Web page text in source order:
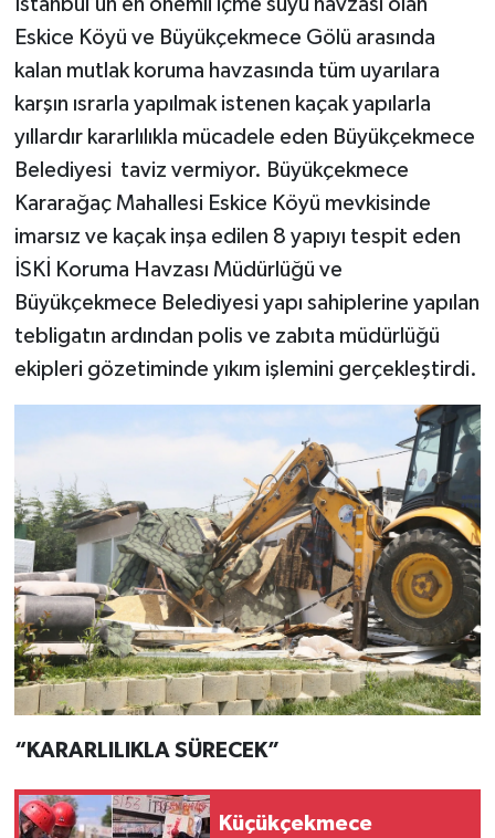
Eskice Köyü ve Büyükçekmece Gölü arasında
kalan mutlak koruma havzasında tüm uyarılara
karşın ısrarla yapılmak istenen kaçak yapılarla
yıllardır kararlılıkla mücadele eden Büyükçekmece
Belediyesi taviz vermiyor. Büyükçekmece
Kararağaç Mahallesi Eskice Köyü mevkisinde
imarsız ve kaçak inşa edilen 8 yapıyı tespit eden
İSKİ Koruma Havzası Müdürlüğü ve
Büyükçekmece Belediyesi yapı sahiplerine yapılan
tebligatın ardından polis ve zabıta müdürlüğü
ekipleri gözetiminde yıkım işlemini gerçekleştirdi.
“KARARLILIKLA SÜRECEK”
Küçükçekmece